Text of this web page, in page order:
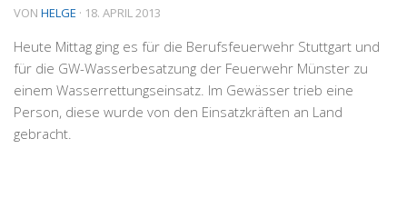
VON HELGE · 18. APRIL 2013
Heute Mittag ging es für die Berufsfeuerwehr Stuttgart und
für die GW-Wasserbesatzung der Feuerwehr Münster zu
einem Wasserrettungseinsatz. Im Gewässer trieb eine
Person, diese wurde von den Einsatzkräften an Land
gebracht.